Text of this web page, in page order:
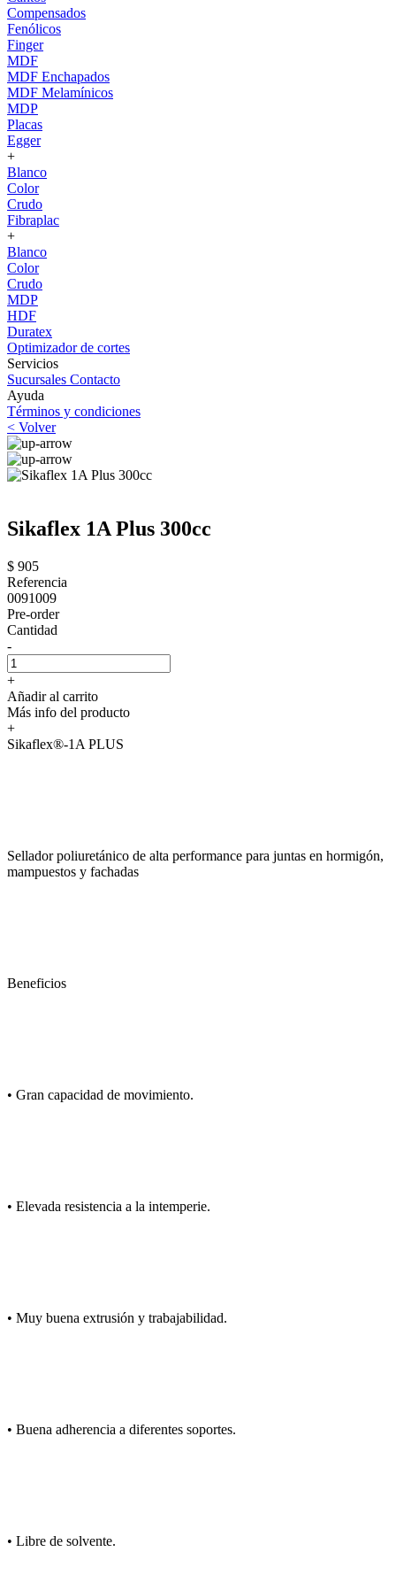
Compensados
Fenólicos
Finger
MDF
MDF Enchapados
MDF Melamínicos
MDP
Placas
Egger
+
Blanco
Color
Crudo
Fibraplac
+
Blanco
Color
Crudo
MDP
HDF
Duratex
Optimizador de cortes
Servicios
Sucursales Contacto
Ayuda
Términos y condiciones
< Volver
Sikaflex 1A Plus 300cc
$ 905
Referencia
0091009
Pre-order
Cantidad
-
+
Añadir al carrito
Más info del producto
+
Sikaflex®-1A PLUS
Sellador poliuretánico de alta performance para juntas en hormigón,
mampuestos y fachadas
Beneficios
• Gran capacidad de movimiento.
• Elevada resistencia a la intemperie.
• Muy buena extrusión y trabajabilidad.
• Buena adherencia a diferentes soportes.
• Libre de solvente.